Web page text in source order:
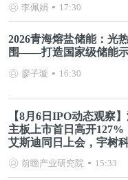
李佩娟 17:30
2026青海熔盐储能：光
围——打造国家级储能
廖子璇 16:30
【8月6日IPO动态观察
主板上市首日高开127%
艾斯迪同日上会，宇树
前瞻产业研究院 15:33